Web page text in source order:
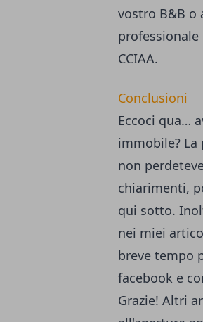
vostro B&B o
CCIAA.
Conclusioni
Eccoci qua…
immobile?
non
chiarimenti,
qui sotto.
nei miei
breve tempo
facebook e
Grazie! Altri